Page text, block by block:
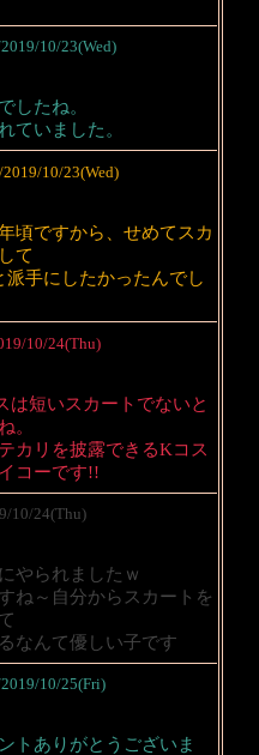
10/23(Wed)
したね。
ていました。
10/23(Wed)
頃ですから、せめてスカ
て
派手にしたかったんでし
10/24(Thu)
は短いスカートでないと
。
カリを披露できるKコス
コーです!!
10/24(Thu)
やられましたｗ
ね～自分からスカートを
なんて優しい子です
10/25(Fri)
トありがとうございま